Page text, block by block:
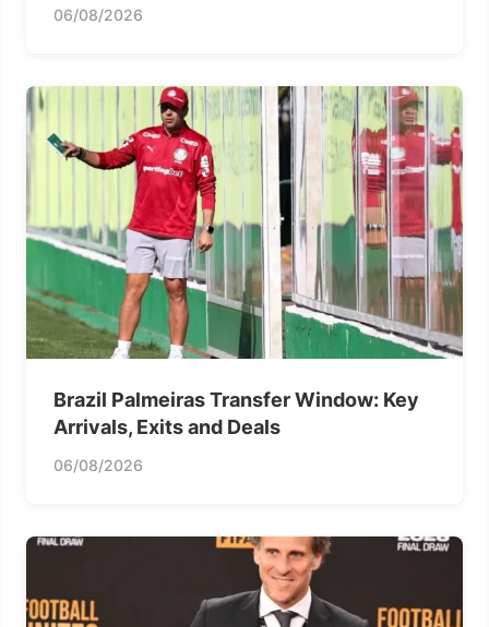
06/08/2026
Brazil Palmeiras Transfer Window: Key
Arrivals, Exits and Deals
06/08/2026